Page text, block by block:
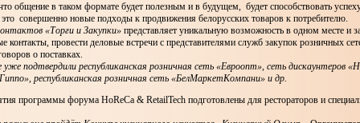
общение в таком формате будет полезным и в будущем, будет способствовать
совершенно новые подходы к продвижения белорусских товаров к потребителю.
«Торги и Закупки» представляет уникальную возможность в одном месте и
контакты, провести деловые встречи с представителями служб закупок розничных
о поставках.
подтвердили республиканская розничная сеть «Евроопт», сеть дискаунтеров
республиканская розничная сеть «БелМаркетКомпани» и др.
программы форума HoReCa & RetailTech подготовлены для рестораторов и